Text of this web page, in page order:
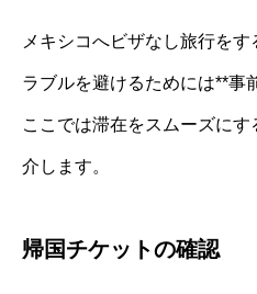
メキシコへビザなし旅行を
ラブルを避けるためには**事
ここでは滞在をスムーズに
介します。
帰国チケットの確認